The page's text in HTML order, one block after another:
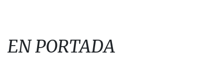
EN PORTADA